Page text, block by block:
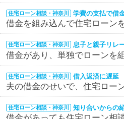
住宅ローン相談・神奈川 学費の支払で借
借金を組み込んで住宅ローン
住宅ローン相談・神奈川 息子と親子リレ
借金があり、単独でローンを
住宅ローン相談・神奈川 借入返済に遅延
夫の借金のせいで、住宅ロー
住宅ローン相談・神奈川 知り合いからの